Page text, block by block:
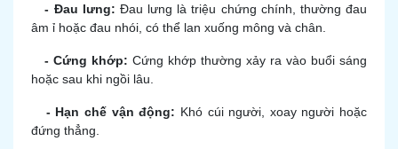
- Đau lưng: Đau lưng là triệu chứng chính, thường đau
âm ỉ hoặc đau nhói, có thể lan xuống mông và chân.
- Cứng khớp: Cứng khớp thường xảy ra vào buổi sáng
hoặc sau khi ngồi lâu.
- Hạn chế vận động: Khó cúi người, xoay người hoặc
đứng thẳng.